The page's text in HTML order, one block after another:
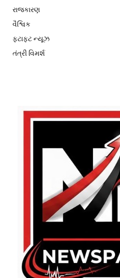
રાજકારણ
વૈશ્વિક
ફટાફટ ન્યૂઝ
તંત્રી વિમર્શ